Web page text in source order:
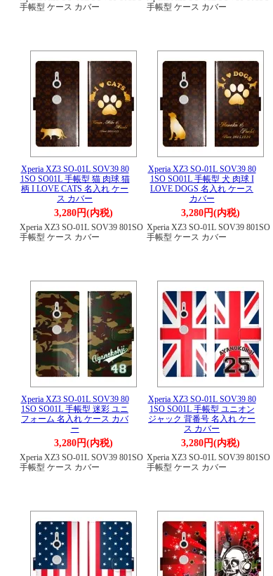
手帳型 ケース カバー
手帳型 ケース カバー
Xperia XZ3 SO-01L SOV39 80
1SO SO01L 手帳型 猫 肉球 猫
柄 I LOVE CATS 名入れ ケー
ス カバー
3,280円(内税)
Xperia XZ3 SO-01L SOV39 801SO
手帳型 ケース カバー
Xperia XZ3 SO-01L SOV39 80
1SO SO01L 手帳型 犬 肉球 I
LOVE DOGS 名入れ ケース
カバー
3,280円(内税)
Xperia XZ3 SO-01L SOV39 801SO
手帳型 ケース カバー
Xperia XZ3 SO-01L SOV39 80
1SO SO01L 手帳型 迷彩 ユニ
フォーム 名入れ ケース カバ
ー
3,280円(内税)
Xperia XZ3 SO-01L SOV39 801SO
手帳型 ケース カバー
Xperia XZ3 SO-01L SOV39 80
1SO SO01L 手帳型 ユニオン
ジャック 背番号 名入れ ケー
ス カバー
3,280円(内税)
Xperia XZ3 SO-01L SOV39 801SO
手帳型 ケース カバー